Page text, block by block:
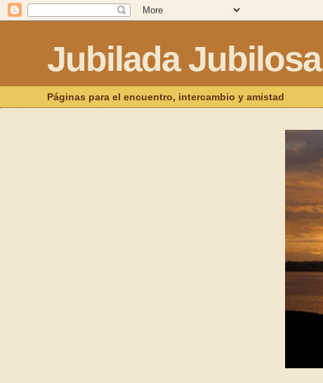
Jubilada Jubilosa
Páginas para el encuentro, intercambio y amistad